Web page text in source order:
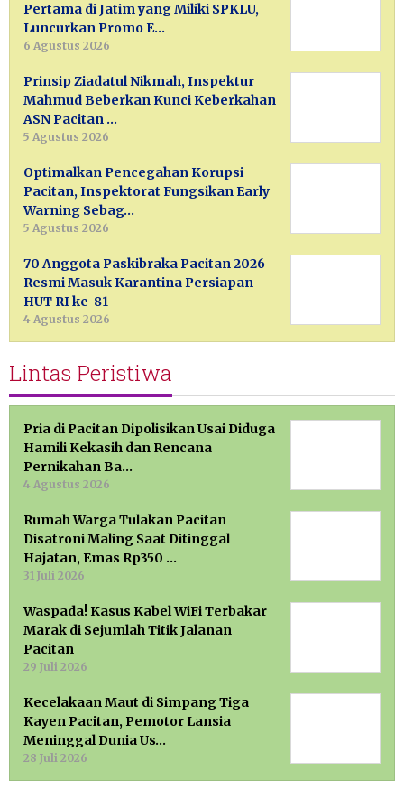
Pertama di Jatim yang Miliki SPKLU,
Luncurkan Promo E…
6 Agustus 2026
Prinsip Ziadatul Nikmah, Inspektur
Mahmud Beberkan Kunci Keberkahan
ASN Pacitan …
5 Agustus 2026
Optimalkan Pencegahan Korupsi
Pacitan, Inspektorat Fungsikan Early
Warning Sebag…
5 Agustus 2026
70 Anggota Paskibraka Pacitan 2026
Resmi Masuk Karantina Persiapan
HUT RI ke-81
4 Agustus 2026
Lintas Peristiwa
Pria di Pacitan Dipolisikan Usai Diduga
Hamili Kekasih dan Rencana
Pernikahan Ba…
4 Agustus 2026
Rumah Warga Tulakan Pacitan
Disatroni Maling Saat Ditinggal
Hajatan, Emas Rp350 …
31 Juli 2026
Waspada! Kasus Kabel WiFi Terbakar
Marak di Sejumlah Titik Jalanan
Pacitan
29 Juli 2026
Kecelakaan Maut di Simpang Tiga
Kayen Pacitan, Pemotor Lansia
Meninggal Dunia Us…
28 Juli 2026